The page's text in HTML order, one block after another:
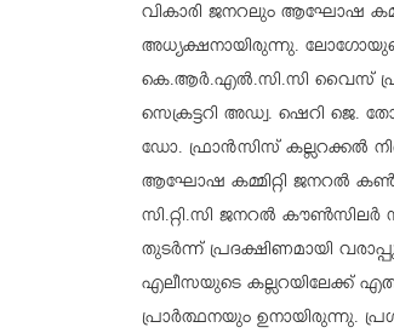
വികാരി ജനറലും ആഘോഷ
അധ്യക്ഷനായിരുന്നു.
​കെ.ആർ.എൽ.സി.സി വൈസ്
സെക്രട്ടറി അഡ്വ. ഷെറി ജെ.
ഡോ. ഫ്രാൻസിസ് കല്ലറക്കൽ
ആഘോഷ കമ്മിറ്റി ജനറൽ
സി.റ്റി.സി ജനറൽ കൗൺസിലർ
തുടർന്ന് പ്രദക്ഷിണമായി
എലീസയുടെ കല്ലറയിലേക്ക്
പ്രാർത്ഥനയും ഉനായിരുന്നു.